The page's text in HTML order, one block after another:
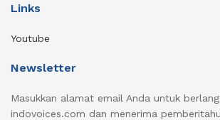
Links
Youtube
Newsletter
Masukkan alamat email Anda untuk
indovoices.com dan menerima